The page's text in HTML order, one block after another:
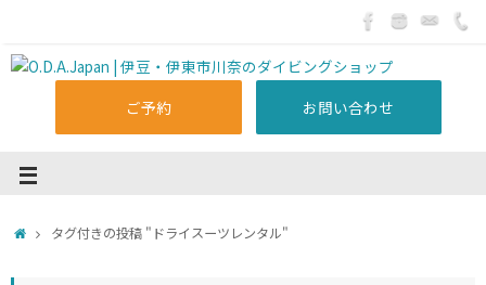
ご予約 お問い合わせ
タグ付きの投稿 "ドライスーツレンタル"